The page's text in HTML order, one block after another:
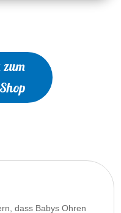
Shop
dass Babys Ohren